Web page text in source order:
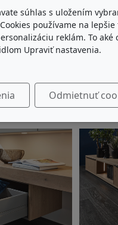
súhlas s uložením
používame na
reklám. To
Upraviť nastavenia.
Odmietnuť